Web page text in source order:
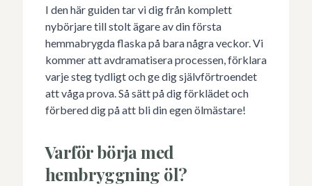
I den här guiden tar vi dig från komplett
nybörjare till stolt ägare av din första
hemmabrygda flaska på bara några veckor. Vi
kommer att avdramatisera processen, förklara
varje steg tydligt och ge dig självförtroendet
att våga prova. Så sätt på dig förklädet och
förbered dig på att bli din egen ölmästare!
Varför börja med
hembryggning öl?